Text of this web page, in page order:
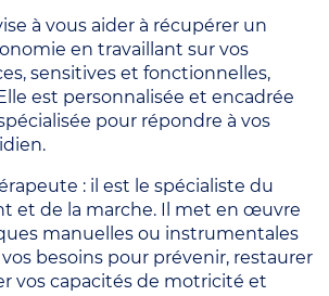
à vous aider à récupérer un
en travaillant sur vos
sensitives et fonctionnelles,
est personnalisée et encadrée
pour répondre à vos
: il est le spécialiste du
et de la marche. Il met en œuvre
manuelles ou instrumentales
besoins pour prévenir, restaurer
vos capacités de motricité et